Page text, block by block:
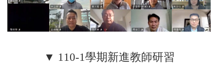
▼ 110-1學期新進教師研習